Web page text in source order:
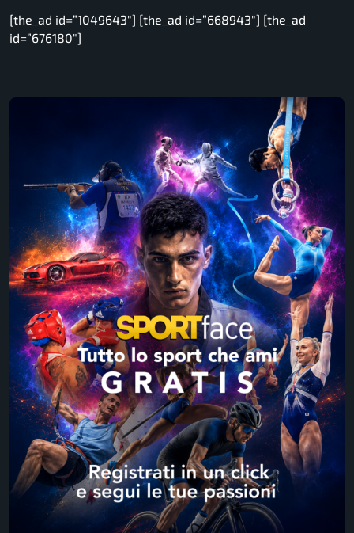
[the_ad id=”1049643″] [the_ad id=”668943″] [the_ad
id=”676180″]